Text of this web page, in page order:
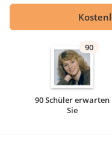
90
90 Schüler erwarten
Sie